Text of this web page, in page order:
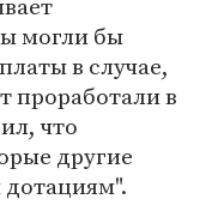
могли бы
в случае,
проработали в
что
другие